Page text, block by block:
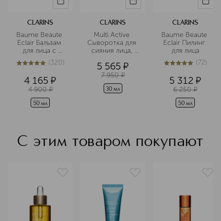
бестселлеров марки остаются
популярными в течение
десятилетий. В линейке бренда есть
средства с активными
ингредиентами — для ухода за
кожей, которой нужна особая
забота.
Подробнее
CLARINS
Baume Beaute
Eclair Бальзам
для лица с
эффектом
лифтинга и
5из 5320 (320)
4 165 ¤
4 900 ¤
50 мл
CLARINS
Multi Active
Сыворотка для
сияния лица,
5 565 ¤
7 950 ¤
30 мл
CLARINS
Baume Beaute
Eclair Пилинг
для лица
5из 572 (72)
5 312 ¤
6 250 ¤
50 мл
С этим товаром покупают